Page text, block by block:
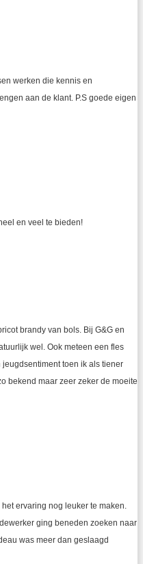
werken die kennis en
aan de klant. P.S goede eigen
en veel te bieden!
brandy van bols. Bij G&G en
wel. Ook meteen een fles
toen ik als tiener
bekend maar zeer zeker de moeite
ervaring nog leuker te maken.
ging beneden zoeken naar
was meer dan geslaagd